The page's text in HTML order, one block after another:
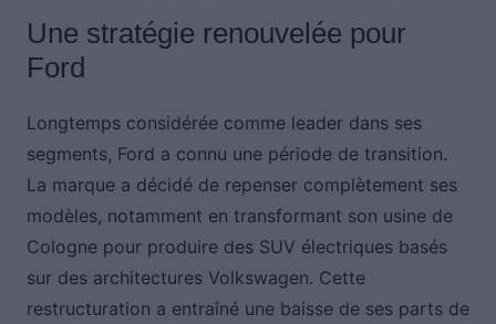
Une stratégie renouvelée pour
Ford
Longtemps considérée comme leader dans ses
segments, Ford a connu une période de transition.
La marque a décidé de repenser complètement ses
modèles, notamment en transformant son usine de
Cologne pour produire des SUV électriques basés
sur des architectures Volkswagen. Cette
restructuration a entraîné une baisse de ses parts de